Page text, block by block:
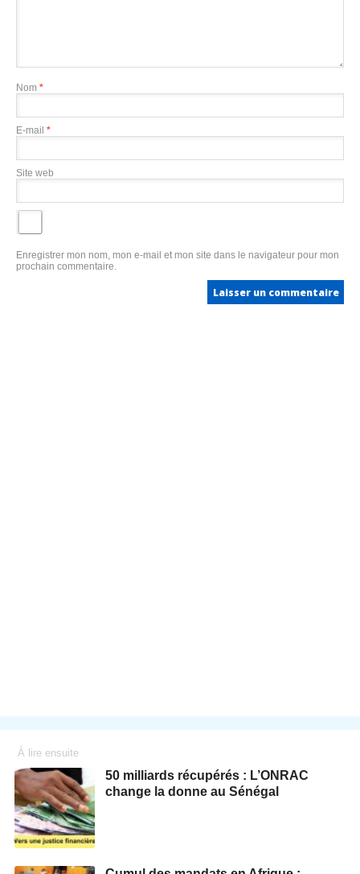
Nom *
E-mail *
Site web
Enregistrer mon nom, mon e-mail et mon site dans le navigateur pour mon
prochain commentaire.
À lire ensuite
50 milliards récupérés : L’ONRAC
change la donne au Sénégal